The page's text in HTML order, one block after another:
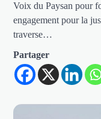
Voix du Paysan pour
engagement pour la
traverse…
Partager